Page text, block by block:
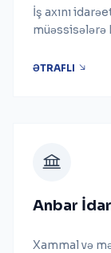
İş axını
müəssisələrə
ƏTRAFLI
Anbar
Xammal və